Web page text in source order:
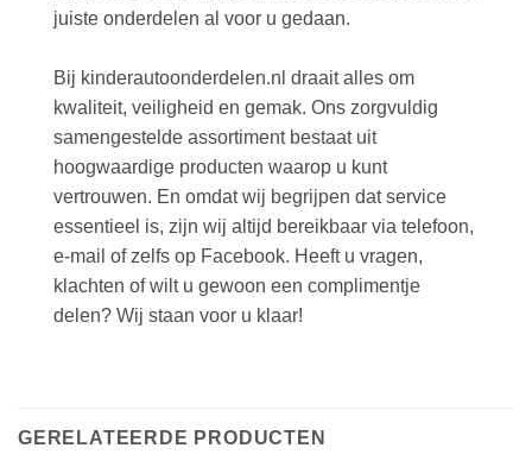
juiste onderdelen al voor u gedaan.
Bij kinderautoonderdelen.nl draait alles om
kwaliteit, veiligheid en gemak. Ons zorgvuldig
samengestelde assortiment bestaat uit
hoogwaardige producten waarop u kunt
vertrouwen. En omdat wij begrijpen dat service
essentieel is, zijn wij altijd bereikbaar via telefoon,
e-mail of zelfs op Facebook. Heeft u vragen,
klachten of wilt u gewoon een complimentje
delen? Wij staan voor u klaar!
GERELATEERDE PRODUCTEN